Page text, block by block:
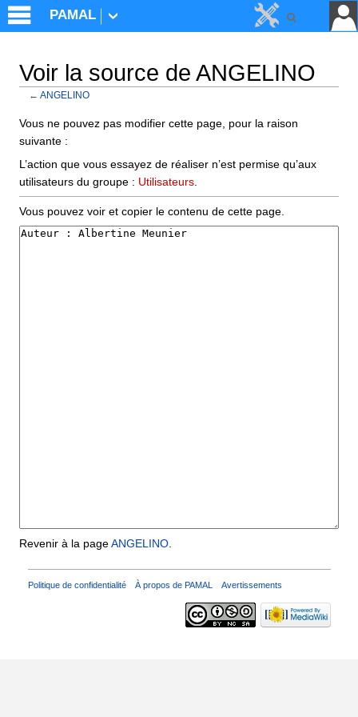
Voir la source de ANGELINO
← ANGELINO
Vous ne pouvez pas modifier cette page, pour la raison
suivante :
L’action que vous essayez de réaliser n’est permise qu’aux
utilisateurs du groupe : Utilisateurs
Vous pouvez voir et copier le contenu de cette page.
Revenir à la pageANGELINO.
Politique de confidentialité À propos de PAMAL Avertissements
PAMAL